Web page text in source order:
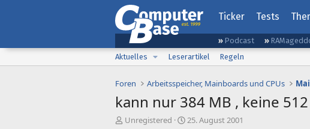
Ticker Tests
Podcast
Aktuelles
Leserartikel Regeln
Foren Arbeitsspeicher, Mainboards und CPUs
kann nur 384 MB , keine
EUnregistered
E
25. August 2001